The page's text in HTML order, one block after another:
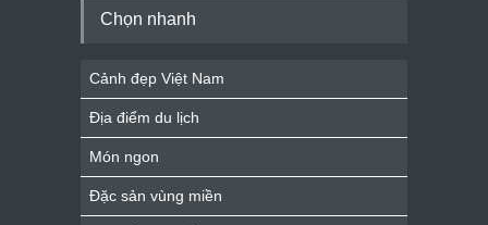
Chọn nhanh
Cảnh đẹp Việt Nam
Địa điểm du lịch
Món ngon
Đặc sản vùng miền